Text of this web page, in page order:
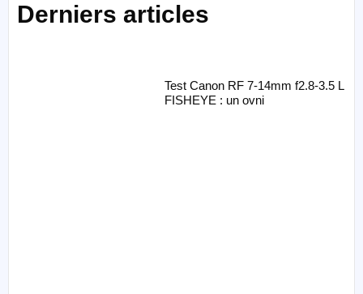
Derniers articles
Test Canon RF 7-14mm f2.8-3.5 L
FISHEYE : un ovni